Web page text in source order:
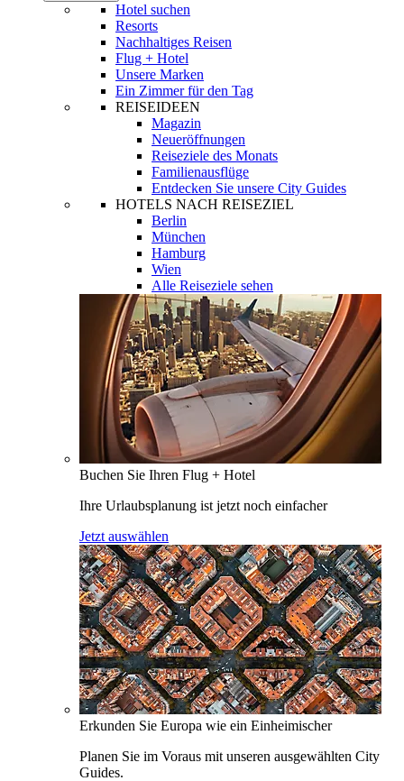
Hotel suchen
Resorts
Nachhaltiges Reisen
Flug + Hotel
Unsere Marken
Ein Zimmer für den Tag
REISEIDEEN
Magazin
Neueröffnungen
Reiseziele des Monats
Familienausflüge
Entdecken Sie unsere City Guides
HOTELS NACH REISEZIEL
Berlin
München
Hamburg
Wien
Alle Reiseziele sehen
Buchen Sie Ihren Flug + Hotel
Ihre Urlaubsplanung ist jetzt noch einfacher
Jetzt auswählen
Erkunden Sie Europa wie ein Einheimischer
Planen Sie im Voraus mit unseren ausgewählten City
Guides.